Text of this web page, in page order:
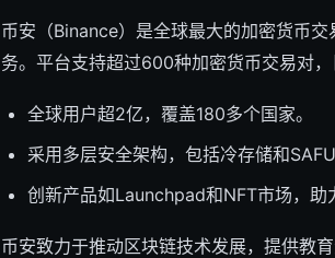
币安（Binance）是全球最大的加密货币
务。平台支持超过600种加密货币交易对，
全球用户超2亿，覆盖180多个国家。
采用多层安全架构，包括冷存储和
创新产品如Launchpad和NFT市场，助
币安致力于推动区块链技术发展，提供教